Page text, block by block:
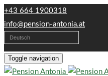
+43 664 1900318
info@pension-antonia.at
Deutsch
Toggle navigation